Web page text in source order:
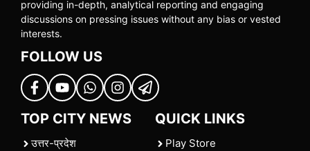
providing in-depth, analytical reporting and engaging
discussions on pressing issues without any bias or vested
interests.
FOLLOW US
TOP CITY NEWS
उत्तर-प्रदेश
QUICK LINKS
Play Store